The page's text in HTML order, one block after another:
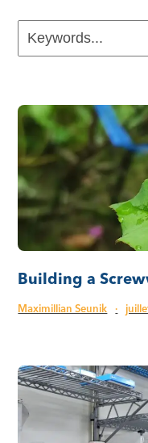
Keywords...
Building a
Maximillian Seunik ·